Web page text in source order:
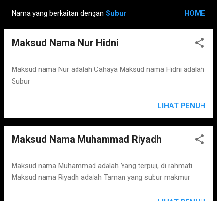
o
Nama yang berkaitan dengan Subur HOME
Maksud Nama Nur Hidni
Maksud nama Nur adalah Cahaya Maksud nama Hidni adalah
Subur
LIHAT PENUH
Maksud Nama Muhammad Riyadh
Maksud nama Muhammad adalah Yang terpuji, di rahmati
Maksud nama Riyadh adalah Taman yang subur makmur